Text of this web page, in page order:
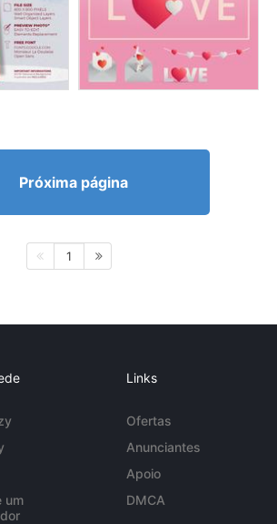
Próxima página
1
um
Links
Ofertas
Anunciantes
Apoio
DMCA